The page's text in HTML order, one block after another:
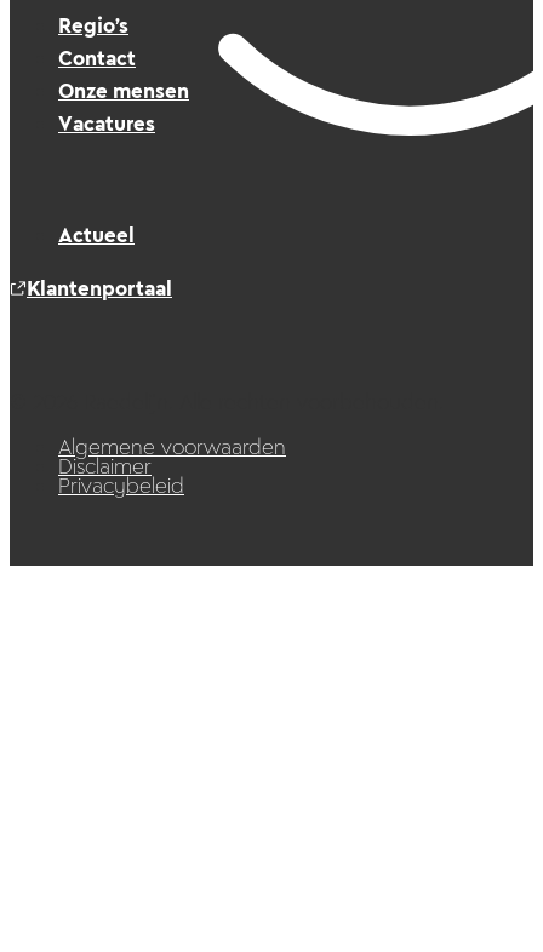
Regio’s
Contact
Onze mensen
Vacatures
Actueel
Klantenportaal
Algemene voorwaarden
Disclaimer
Privacybeleid